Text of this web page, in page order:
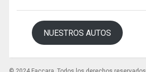
NUESTROS AUTOS